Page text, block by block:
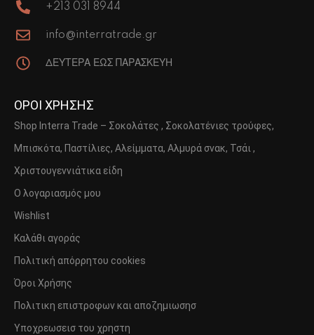
+213 031 8944
info@interratrade.gr
ΔΕΥΤΕΡΑ ΕΩΣ ΠΑΡΑΣΚΕΥΗ
ΟΡΟΙ ΧΡΗΣΗΣ
Shop Interra Trade – Σοκολάτες , Σοκολατένιες τρούφες,
Μπισκότα, Παστίλιες, Αλείμματα, Αλμυρά σνακ, Τσάι ,
Χριστουγεννιάτικα είδη
Ο λογαριασμός μου
Wishlist
Καλάθι αγοράς
Πολιτική απόρρητου cookies
Όροι Χρήσης
Πολιτικη επιστροφων και αποζημιωσησ
Υποχρεωσεισ του χρηστη